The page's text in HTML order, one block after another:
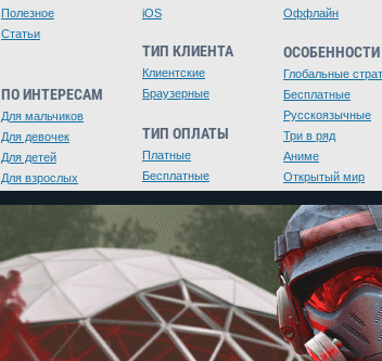
Полезное
Статьи
ПО ИНТЕРЕСАМ
Для мальчиков
Для девочек
Для детей
Для взрослых
iOS
ТИП КЛИЕНТА
Клиентские
Браузерные
ТИП ОПЛАТЫ
Платные
Бесплатные
Оффлайн
ОСОБЕННОСТИ
Глобальные
Бесплатные
Русскоязычные
Три в ряд
Аниме
Открытый мир